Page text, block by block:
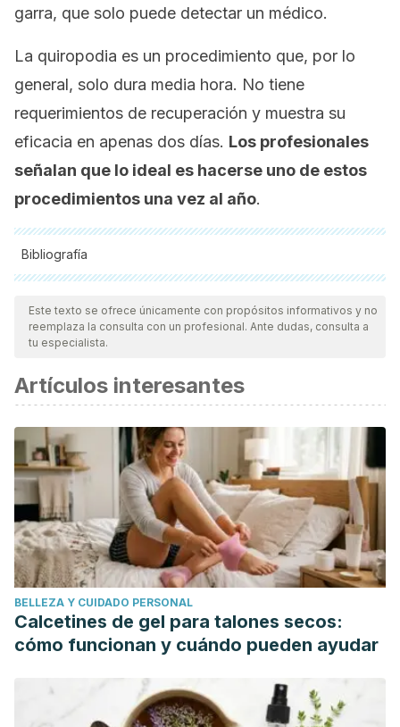
garra, que solo puede detectar un médico.
La quiropodia es un procedimiento que, por lo
general, solo dura media hora. No tiene
requerimientos de recuperación y muestra su
eficacia en apenas dos días. Los profesionales
señalan que lo ideal es hacerse uno de estos
procedimientos una vez al año.
Bibliografía
Todas las fuentes citadas fueron revisadas a profundidad por
nuestro equipo, para asegurar su calidad, confiabilidad,
vigencia y validez.La bibliografía de este artículo fue
científica.
podológico. Revista española de podología, (53), 19-
20.
Este texto se ofrece únicamente con propósitos informativos y no
reemplaza la consulta con un profesional. Ante dudas, consulta a
tu especialista.
Artículos interesantes
BELLEZA Y CUIDADO PERSONAL
Calcetines de gel para talones secos:
cómo funcionan y cuándo pueden ayudar